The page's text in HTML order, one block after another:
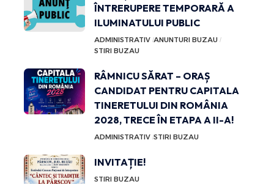
ÎNTRERUPERE TEMPORARĂ A
ILUMINATULUI PUBLIC
ADMINISTRATIV ANUNTURI BUZAU
STIRI BUZAU
RÂMNICU SĂRAT – ORAȘ
CANDIDAT PENTRU CAPITALA
TINERETULUI DIN ROMÂNIA
2028, TRECE ÎN ETAPA A II-A!
ADMINISTRATIV STIRI BUZAU
INVITAȚIE!
STIRI BUZAU